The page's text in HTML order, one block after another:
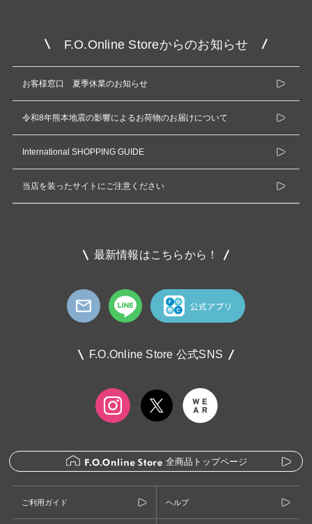
F.O.Online Storeからのお知らせ
お客様窓口 夏季休業のお知らせ
令和8年熊本地震の影響によるお荷物のお届けについて
International SHOPPING GUIDE
当店を装ったサイトにご注意ください
最新情報はこちらから！
F.O.Online Store 公式SNS
全商品トップページ
ご利用ガイド ヘルプ